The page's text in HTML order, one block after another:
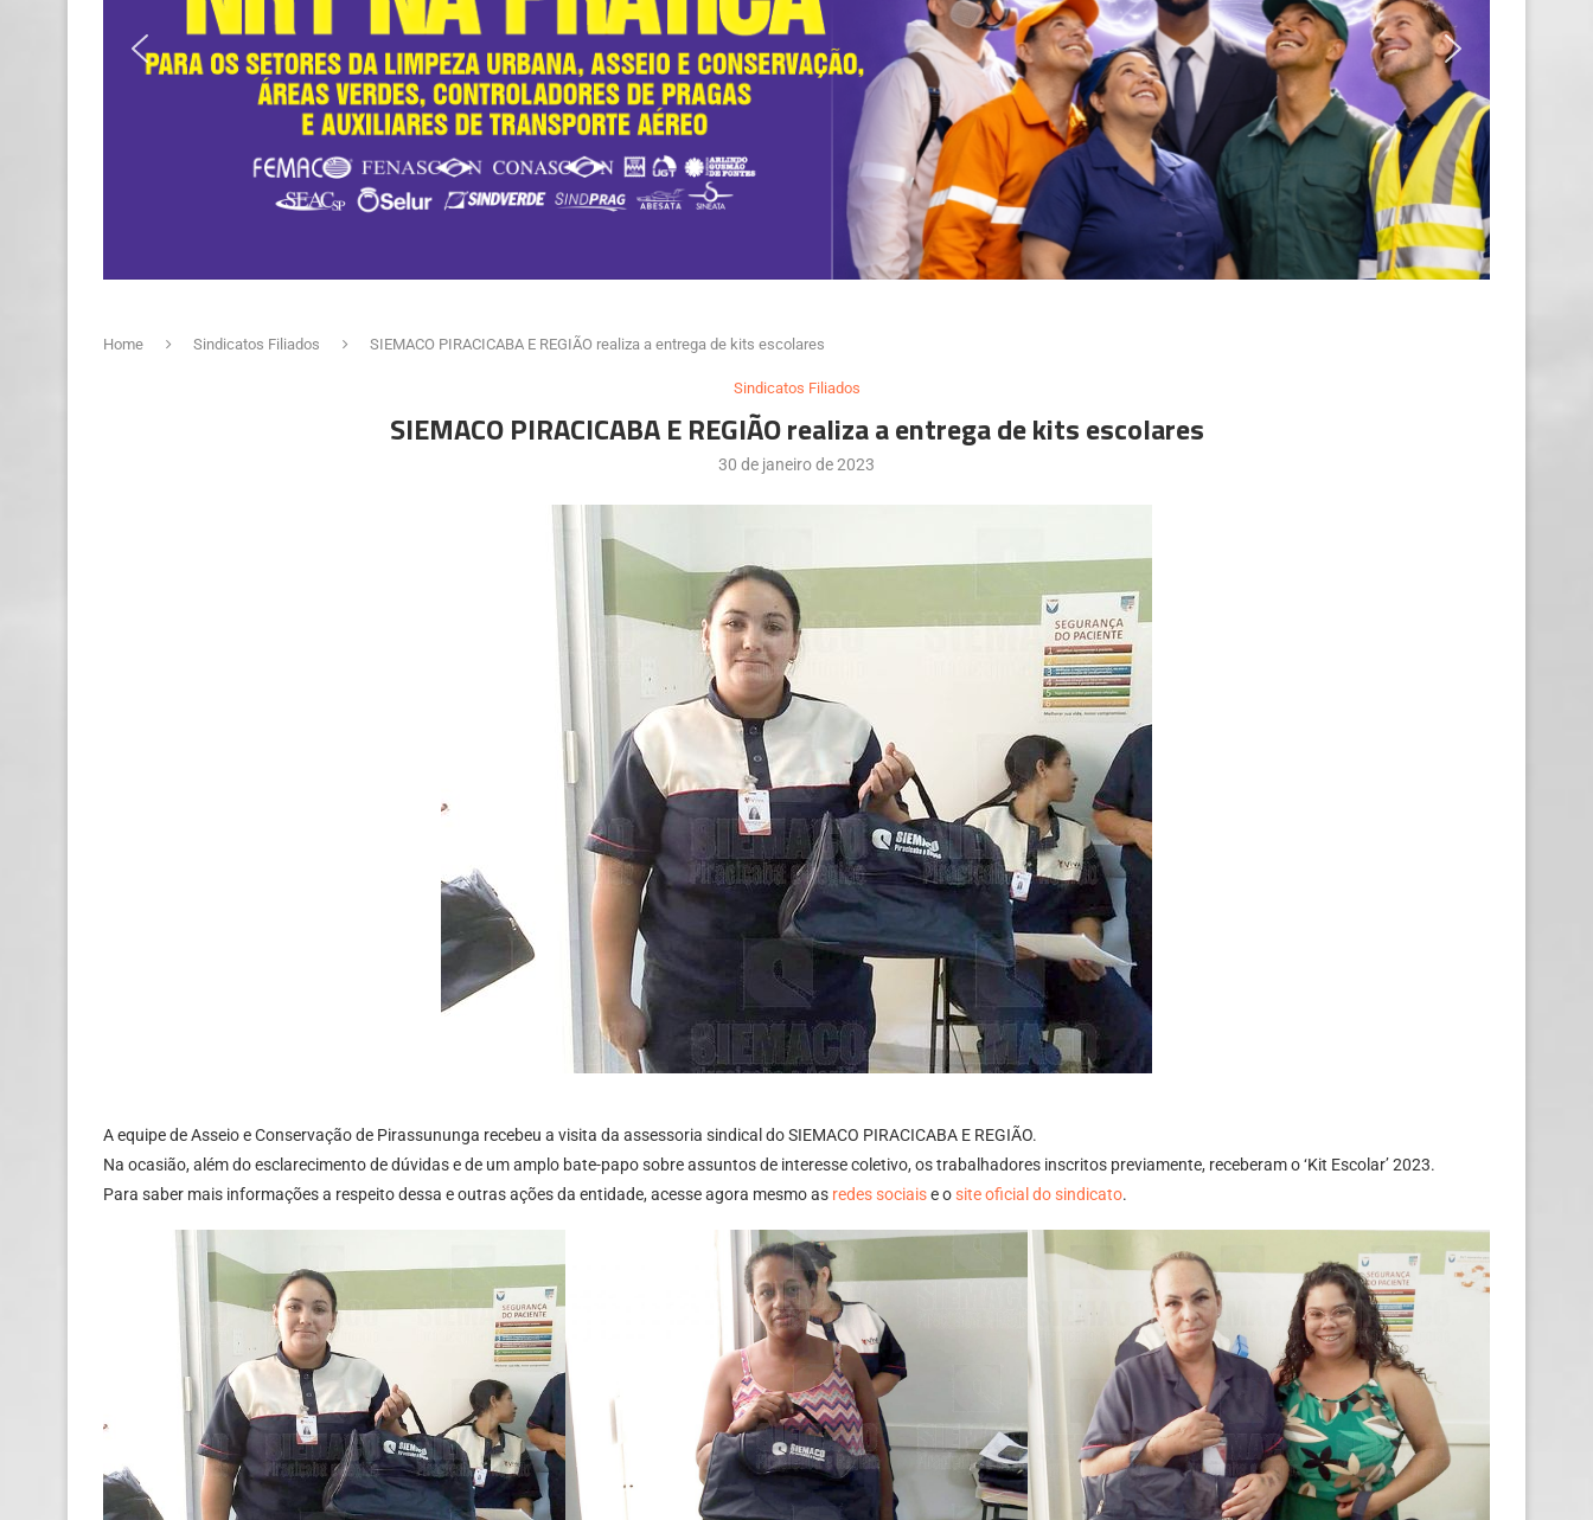
Home Sindicatos Filiados SIEMACO PIRACICABA E REGIÃO realiza a entrega de kits escolares
Sindicatos Filiados
SIEMACO PIRACICABA E REGIÃO realiza a entrega de kits escolares
30 de janeiro de 2023
A equipe de Asseio e Conservação de Pirassununga recebeu a visita da assessoria sindical do SIEMACO PIRACICABA E REGIÃO.
Na ocasião, além do esclarecimento de dúvidas e de um amplo bate-papo sobre assuntos de interesse coletivo, os trabalhadores inscritos previamente, receberam o ‘Kit Escolar’ 2023.
Para saber mais informações a respeito dessa e outras ações da entidade, acesse agora mesmo as redes sociaise osite oficial do sindicato.